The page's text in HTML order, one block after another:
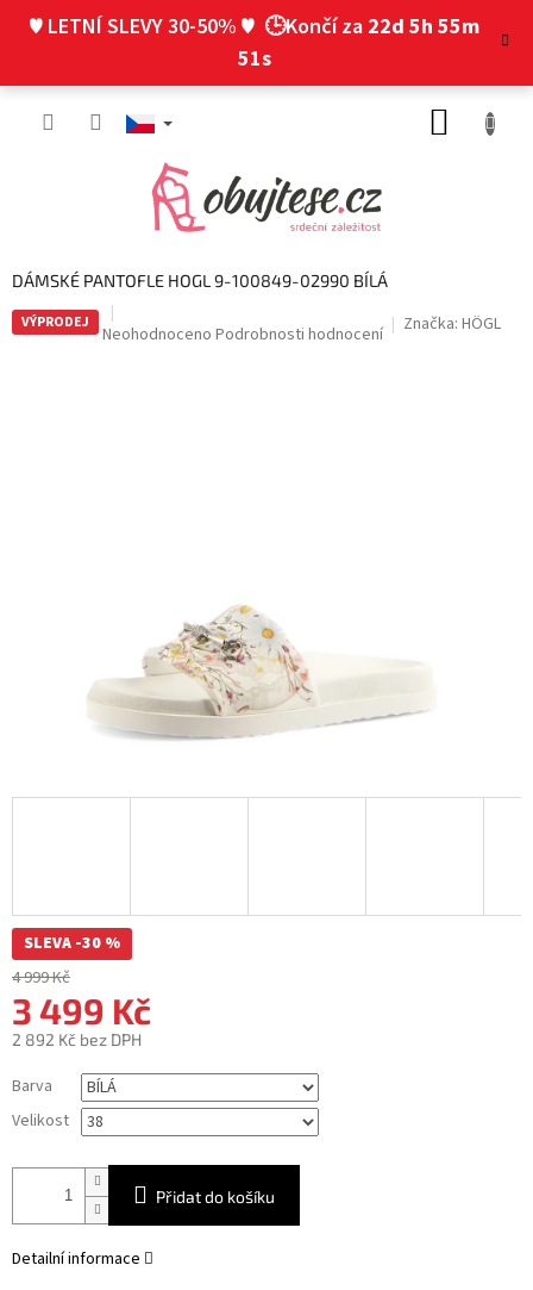
♥ LETNÍ SLEVY 30-50% ♥ 🕒Končí za 22d 5h 55m
50s
DÁMSKÉ PANTOFLE HOGL 9-100849-02990 BÍLÁ
VÝPRODEJ
Průměrné
Neohodnoceno Podrobnosti hodnocení Značka: HÖGL
SLEVA -30 %
4 999 Kč
3 499 Kč
2 892 Kč bez DPH
cena:
Barva
Velikost
Přidat do košíku
Detailní informace